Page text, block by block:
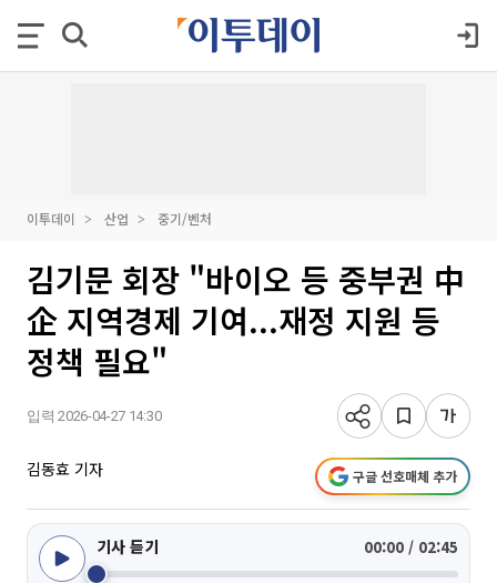
이투데이 산업 중기/벤처
김기문 회장 "바이오 등 중부권 中
企 지역경제 기여...재정 지원 등
정책 필요"
입력 2026-04-27 14:30
김동효 기자 구글 선호매체 추가
기사 듣기 00:00 / 02:45